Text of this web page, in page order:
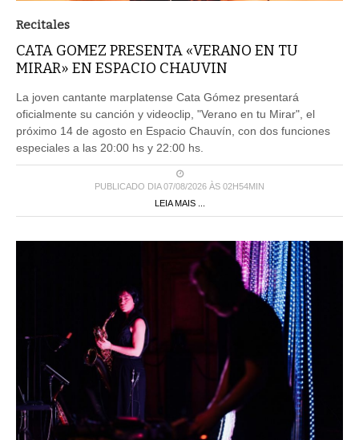
CATA GOMEZ PRESENTA «VERANO EN TU
MIRAR» EN ESPACIO CHAUVIN
oficialmente su canción y videoclip, "Verano en tu Mirar", el
próximo 14 de agosto en Espacio Chauvín, con dos funciones
especiales a las 20:00 hs y 22:00 hs.
PUBLICADO DIA 07/08/2026 ÀS 02H54MIN
LEIA MAIS ...